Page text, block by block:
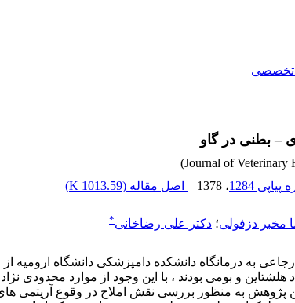
تخصصی
– بطنی در گاو
، 1378 اصل مقاله (1013.59 K
)
مخبر دزفولی؛ دکتر علی رضاخانی*
هلشتاین و بومی بودند ، با این وجود از موارد محدودی